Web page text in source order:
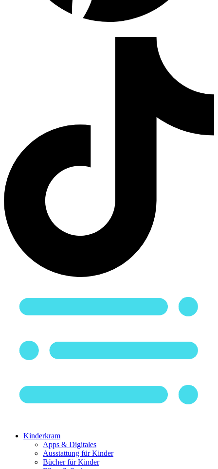
Kinderkram
Apps & Digitales
Ausstattung für Kinder
Bücher für Kinder